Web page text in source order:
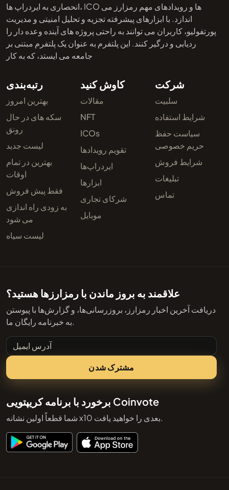
انحصاری به ایردراپ ها، ICO ها و رویدادهای مهم رمزارز می
اندازد. با ابزارهای پیشرفته تجزیه و تحلیل امنیتی و مدیریت
پورتفولیو، کاربران می توانند به راحتی پروژه های آینده وعده دار را
ردیابی و درگیر کنند. این پلتفرم به عنوان یک پلتفرم مبتنی بر
جامعه می ایستد، که به کار
رتبه‌بندی
بهترین امروز
سکه های در حال
رونق
لیست جدید
بهترین در تمام
اوقات
فقط پیش فروش
به زودی راه اندازی
می شود
لیست سیاه
کاوش کنید
مقالات
NFT
ICOs
تقویم رویدادها
ایردراپ‌ها
ابزارها
شرکای تجاری
موبایل
شرکت
سلبیت
شرایط استفاده
سیاست حفظ
حریم خصوصی
شرایط فروش
تبلیغات
تماس
علاقمند به بروز ماندن با رمزارزها هستید؟
دریافت آخرین اخبار رمزارز، بروزرسانی‌ها، و گزارش‌ها با پیوستن
به خبرنامه رایگان ما.
آدرس ایمیل
مشترک شدن
برخورد با برنامه کریپتویی Coinvote
شما قطعاً اولین نشانه x10 بعدی را خواهید یافت.